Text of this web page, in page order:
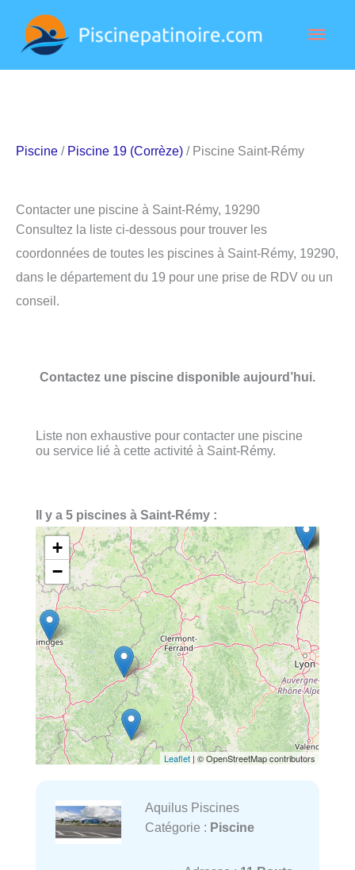
contenu
Piscine / Piscine 19 (Corrèze) / Piscine Saint-Rémy
Contacter une piscine à Saint-Rémy, 19290
Consultez la liste ci-dessous pour trouver les
coordonnées de toutes les piscines à Saint-Rémy, 19290,
dans le département du 19 pour une prise de RDV ou un
conseil.
Contactez une piscine disponible aujourd’hui.
Liste non exhaustive pour contacter une piscine
ou service lié à cette activité à Saint-Rémy.
Il y a 5 piscines à Saint-Rémy :
+
−
Leaflet| © OpenStreetMap contributors
Aquilus Piscines
Catégorie : Piscine